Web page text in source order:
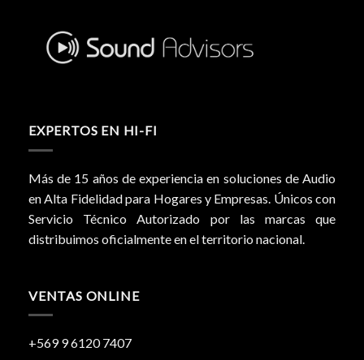
EXPERTOS EN HI-FI
Más de 15 años de experiencia en soluciones de Audio
en Alta Fidelidad para Hogares y Empresas. Únicos con
Servicio Técnico Autorizado por las marcas que
distribuimos oficialmente en el territorio nacional.
VENTAS ONLINE
+569 9 6120 7407